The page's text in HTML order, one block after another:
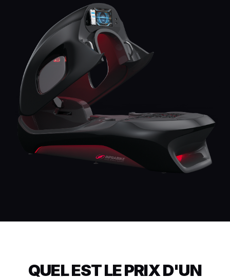
QUEL EST LE PRIX D'UN